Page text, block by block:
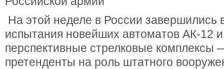
На этой неделе в России завершились
испытания новейших автоматов АК-12
перспективные стрелковые комплексы
претенденты на роль штатного